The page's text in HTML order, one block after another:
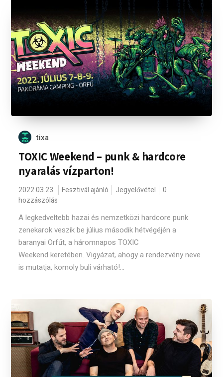
tixa
TOXIC Weekend – punk & hardcore
nyaralás vízparton!
2022.03.23. Fesztivál ajánló Jegyelővétel
0
hozzászólás
A legkedveltebb hazai és nemzetközi hardcore punk
zenekarok veszik be július második hétvégéjén a
baranyai Orfűt, a háromnapos TOXIC
Weekend keretében. Vigyázat, ahogy a rendezvény neve
is mutatja, komoly buli várható!...